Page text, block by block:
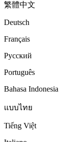
繁體中文
Deutsch
Français
Русский
Português
Bahasa Indonesia
แบบไทย
Tiếng Việt